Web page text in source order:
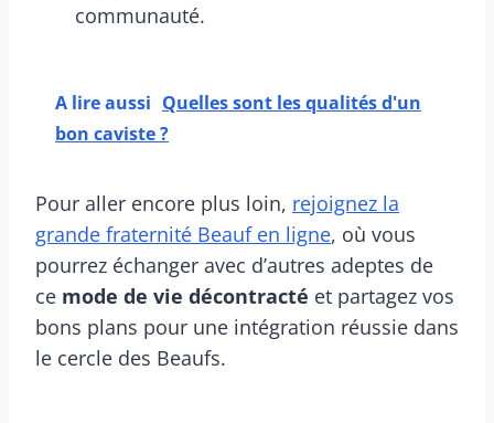
communauté.
A lire aussi Quelles sont les qualités d'un
bon caviste ?
Pour aller encore plus loin, rejoignez la
grande fraternité Beauf en ligne, où vous
pourrez échanger avec d’autres adeptes de
ce mode de vie décontracté et partagez vos
bons plans pour une intégration réussie dans
le cercle des Beaufs.